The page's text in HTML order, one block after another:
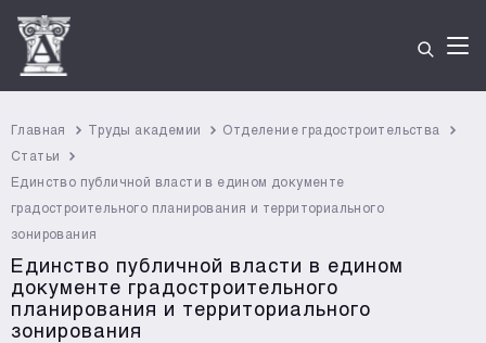
Главная Труды академии
Отделение градостроительства
Статьи
Единство публичной власти в едином документе
градостроительного планирования и территориального
зонирования
Единство публичной власти в едином
документе градостроительного
планирования и территориального
зонирования